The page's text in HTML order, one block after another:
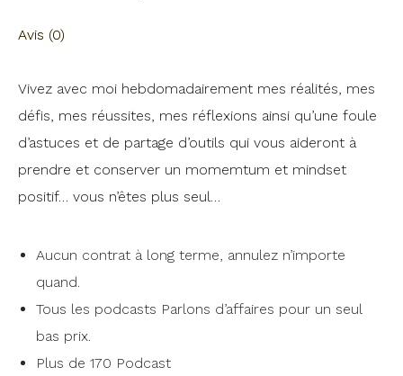
Avis (0)
Vivez avec moi hebdomadairement mes réalités, mes
défis, mes réussites, mes réflexions ainsi qu’une foule
d’astuces et de partage d’outils qui vous aideront à
prendre et conserver un momemtum et mindset
positif… vous n’êtes plus seul…
Aucun contrat à long terme, annulez n’importe
quand.
Tous les podcasts Parlons d’affaires pour un seul
bas prix.
Plus de 170 Podcast